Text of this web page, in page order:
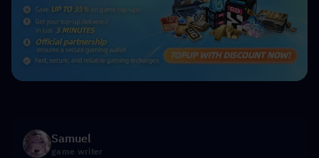
Samuel
game writer